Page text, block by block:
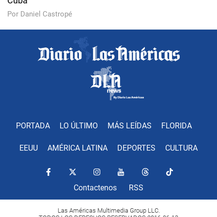
Por Daniel Castropé
PORTADA LO ÚLTIMO MÁS LEÍDAS FLORIDA
EEUU AMÉRICA LATINA DEPORTES CULTURA
Contactenos RSS
Las Américas Multimedia Group LLC.